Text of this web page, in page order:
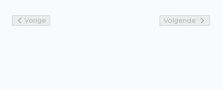
Vorige Volgende